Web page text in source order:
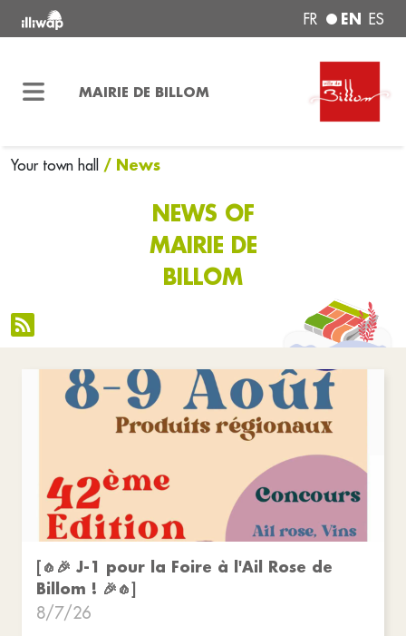
FR EN ES
MAIRIE DE BILLOM
Your town hall / News
NEWS OF
MAIRIE DE
BILLOM
[🧄🎉 J-1 pour la Foire à l'Ail Rose de
Billom ! 🎉🧄]
8/7/26